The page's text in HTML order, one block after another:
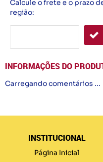
Calcule o frete e o prazo
região:
INFORMAÇÕES DO
Carregando comentários ...
INSTITUCIONAL
Página Inicial